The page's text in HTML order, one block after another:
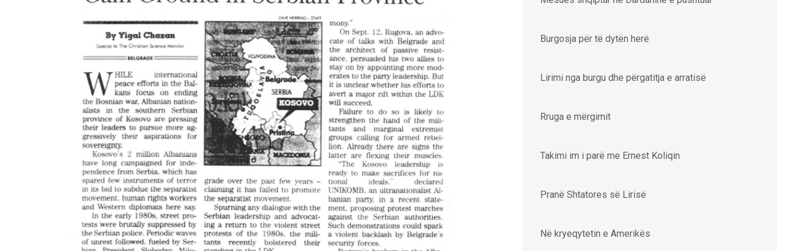
Burgosja për të dytën herë
Lirimi nga burgu dhe përgatitja e arratisë
Rruga e mërgimit
Takimi im i parë me Ernest Koliqin
Pranë Shtatores së Lirisë
Në kryeqytetin e Amerikës